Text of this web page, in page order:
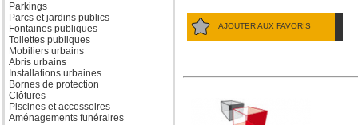
Parkings
Parcs et jardins publics
Fontaines publiques
Toilettes publiques
Mobiliers urbains
Abris urbains
Installations urbaines
Bornes de protection
Clôtures
Piscines et accessoires
Aménagements funéraires
AJOUTER AUX FAVORIS